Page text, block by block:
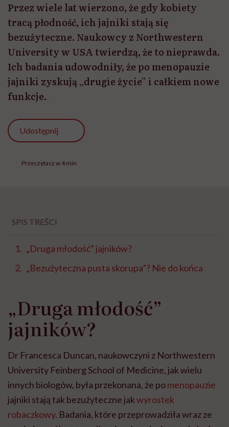
Przez wiele lat wierzono, że gdy kobiety
tracą płodność, ich jajniki stają się
bezużyteczne. Naukowcy z Northwestern
University w USA twierdzą, że to nieprawda.
Ich badania udowodniły, że po menopauzie
jajniki zyskują „drugie życie” i całkiem nowe
funkcje.
Udostępnij
Przeczytasz w 4 min
SPIS TREŚCI
„Druga młodość” jajników?
„Bezużyteczna pusta skorupa”? Nie do końca
„Druga młodość”
jajników?
Dr Francesca Duncan, naukowczyni z Northwestern
University Feinberg School of Medicine, jak wielu
innych biologów, była przekonana, że pomenopauzie
jajniki stają tak bezużyteczne jakwyrostek
robaczkowy. Badania, które przeprowadziła wraz ze